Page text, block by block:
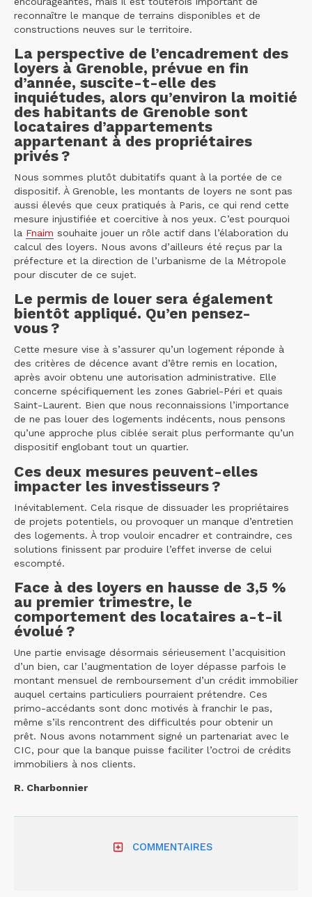
reconnaître le manque de terrains disponibles et de
constructions neuves sur le territoire.
La perspective de l’encadrement des
loyers à Grenoble, prévue en fin
d’année, suscite-t-elle des
inquiétudes, alors qu’environ la moitié
des habitants de Grenoble sont
locataires d’appartements
appartenant à des propriétaires
privés ?
Nous sommes plutôt dubitatifs quant à la portée de ce
dispositif. À Grenoble, les montants de loyers ne sont pas
aussi élevés que ceux pratiqués à Paris, ce qui rend cette
mesure injustifiée et coercitive à nos yeux. C’est pourquoi
la Fnaim souhaite jouer un rôle actif dans l’élaboration du
calcul des loyers. Nous avons d’ailleurs été reçus par la
préfecture et la direction de l’urbanisme de la Métropole
pour discuter de ce sujet.
Le permis de louer sera également
bientôt appliqué. Qu’en pensez-
vous ?
Cette mesure vise à s’assurer qu’un logement réponde à
des critères de décence avant d’être remis en location,
après avoir obtenu une autorisation administrative. Elle
concerne spécifiquement les zones Gabriel-Péri et quais
Saint-Laurent. Bien que nous reconnaissions l’importance
de ne pas louer des logements indécents, nous pensons
qu’une approche plus ciblée serait plus performante qu’un
dispositif englobant tout un quartier.
Ces deux mesures peuvent-elles
impacter les investisseurs ?
Inévitablement. Cela risque de dissuader les propriétaires
de projets potentiels, ou provoquer un manque d’entretien
des logements. À trop vouloir encadrer et contraindre, ces
solutions finissent par produire l’effet inverse de celui
escompté.
Face à des loyers en hausse de 3,5 %
au premier trimestre, le
comportement des locataires a-t-il
évolué ?
Une partie envisage désormais sérieusement l’acquisition
d’un bien, car l’augmentation de loyer dépasse parfois le
montant mensuel de remboursement d’un crédit immobilier
auquel certains particuliers pourraient prétendre. Ces
primo-accédants sont donc motivés à franchir le pas,
même s’ils rencontrent des difficultés pour obtenir un
prêt. Nous avons notamment signé un partenariat avec le
CIC, pour que la banque puisse faciliter l’octroi de crédits
immobiliers à nos clients.
R. Charbonnier
COMMENTAIRES